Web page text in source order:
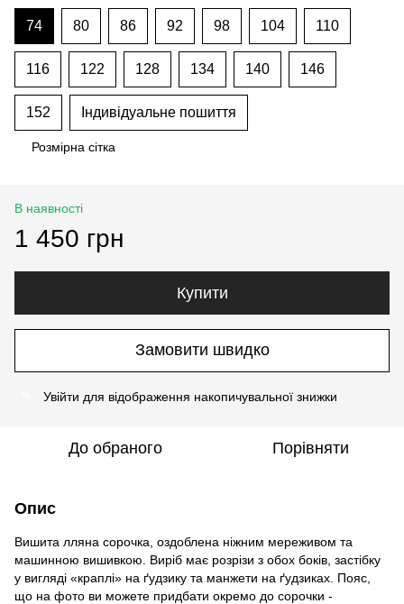
74 80 86 92 98 104 110
116 122 128 134 140 146
152 Індивідуальне пошиття
Розмірна сітка
В наявності
1 450 грн
Купити
Замовити швидко
Увійти для відображення накопичувальної знижки
До обраного Порівняти
Опис
Вишита лляна сорочка, оздоблена ніжним мереживом та
машинною вишивкою. Виріб має розрізи з обох боків, застібку
у вигляді «краплі» на ґудзику та манжети на ґудзиках. Пояс,
що на фото ви можете придбати окремо до сорочки -